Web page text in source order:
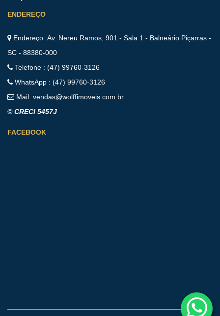
ENDEREÇO
Endereço :Av. Nereu Ramos, 901 - Sala 1 - Balneário Piçarras -
SC - 88380-000
Telefone : (47) 99760-3126
WhatsApp : (47) 99760-3126
Mail: vendas@wolffimoveis.com.br
© CRECI 5457J
FACEBOOK